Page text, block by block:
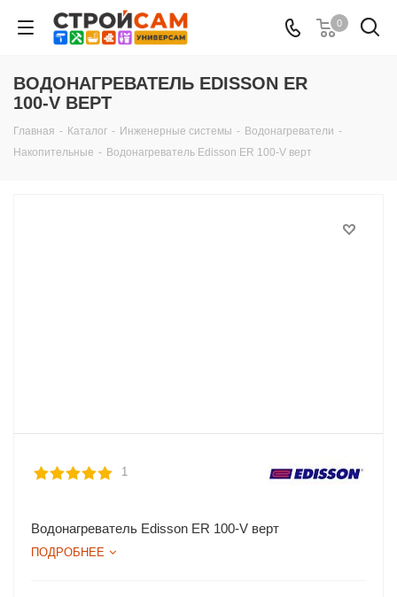
0
ВОДОНАГРЕВАТЕЛЬ EDISSON ER
100-V ВЕРТ
Главная - Каталог - Инженерные системы - Водонагреватели -
Накопительные - Водонагреватель Edisson ER 100-V верт
1
Водонагреватель Edisson ER 100-V верт
ПОДРОБНЕЕ